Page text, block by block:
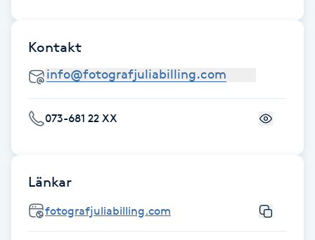
F
Face framing
Fibromassage
Kontakt
073-681 22 XX
Länkar
fotografjuliabilling.com